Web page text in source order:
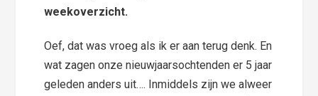
weekoverzicht.
Oef, dat was vroeg als ik er aan terug denk. En
wat zagen onze nieuwjaarsochtenden er 5 jaar
geleden anders uit…. Inmiddels zijn we alweer